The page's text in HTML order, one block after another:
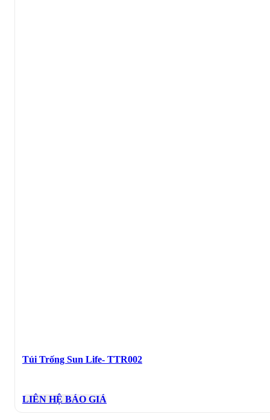
Túi Trống Sun Life- TTR002
LIÊN HỆ BÁO GIÁ